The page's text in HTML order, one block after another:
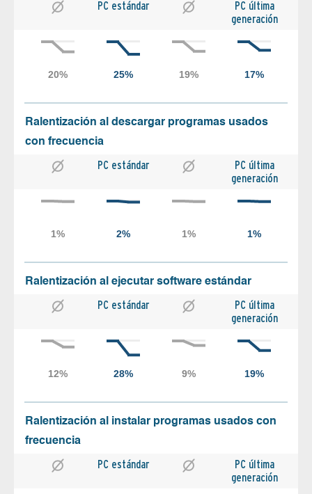
PC estándar
PC última
generación
Ralentización al descargar programas usados
con frecuencia
PC estándar
PC última
generación
Ralentización al ejecutar software estándar
PC estándar
PC última
generación
Ralentización al instalar programas usados con
frecuencia
PC estándar
PC última
generación